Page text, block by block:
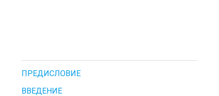
ПРЕДИСЛОВИЕ
ВВЕДЕНИЕ